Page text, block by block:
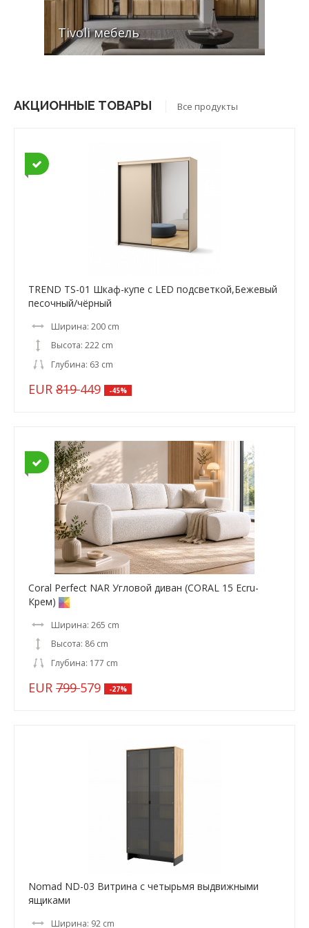
Tivoli мебель
АКЦИОННЫЕ ТОВАРЫ Все продукты
TREND TS-01 Шкаф-купе c LED подсветкой,Бежевый
песочный/чёрный
Ширина: 200 cm
Высота: 222 cm
Глубина: 63 cm
EUR 819449 -45%
Coral Perfect NAR Угловой диван (CORAL 15 Ecru-
Крем)
Ширина: 265 cm
Высота: 86 cm
Глубина: 177 cm
EUR 799579 -27%
Nomad ND-03 Витрина с четырьмя выдвижными
ящиками
Ширина: 92 cm